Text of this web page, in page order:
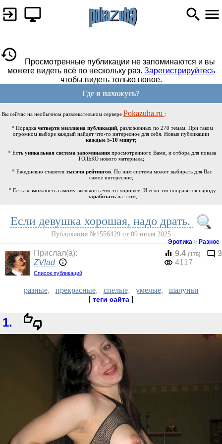
Просмотренные публикации не запоминаются и вы
можете видеть всё по нескольку раз. Зарегистрируйтесь
чтобы видеть только новое.
Где я нахожусь?
Вы сейчас на необычном развлекательном сервере Pokazuha.ru :
Порядка четверти миллиона публикаций, разложенных по 270 темам. При таком
огромном выборе каждый найдет что-то интересное для себя. Новые публикации
каждые 5-10 минут;
Есть уникальная система запоминания просмотренного Вами, и отбора для показа
ТОЛЬКО нового материала;
Ежедневно ставятся тысячи рейтингов . По ним система может выбирать для Вас
самое интересное;
Есть возможность самому выложить что-то хорошее. И если это понравится народу
- заработать на этом;
Если девушка хорошая, надо драть.
Публикация №1556429 от 09 июля 2025
Эротика > Разное
Прислал(a):
ZVlad
Список публикаций
9.4 (175)
3
4117
разные, прекрасные, спелые, умелые, шалуньи
[теги сайта ]
1.